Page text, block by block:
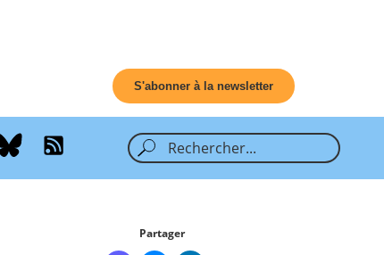
S'abonner à la newsletter
Partager